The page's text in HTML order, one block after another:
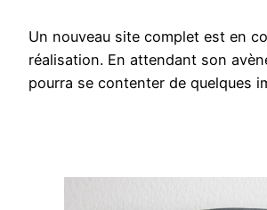
Un nouveau site complet est en
réalisation. En attendant son
pourra se contenter de quelques